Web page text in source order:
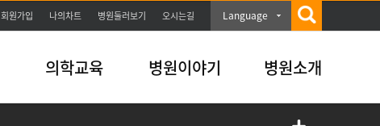
회원가입 나의차트 병원둘러보기 오시는길 Language
의학교육 병원이야기 병원소개